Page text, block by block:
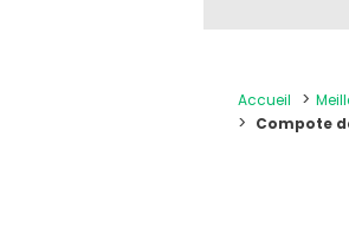
Accueil
Compote